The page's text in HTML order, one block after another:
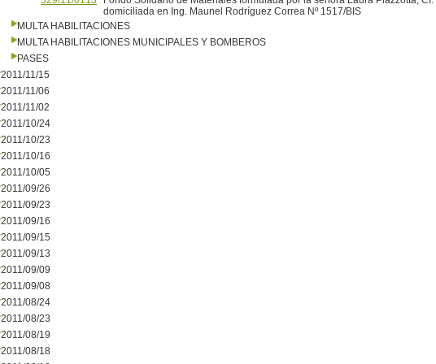
domiciliada en Ing. Maunel Rodríguez Correa Nº 1517/BIS
MULTA HABILITACIONES
MULTA HABILITACIONES MUNICIPALES Y BOMBEROS
PASES
2011/11/15
2011/11/06
2011/11/02
2011/10/24
2011/10/23
2011/10/16
2011/10/05
2011/09/26
2011/09/23
2011/09/16
2011/09/15
2011/09/13
2011/09/09
2011/09/08
2011/08/24
2011/08/23
2011/08/19
2011/08/18